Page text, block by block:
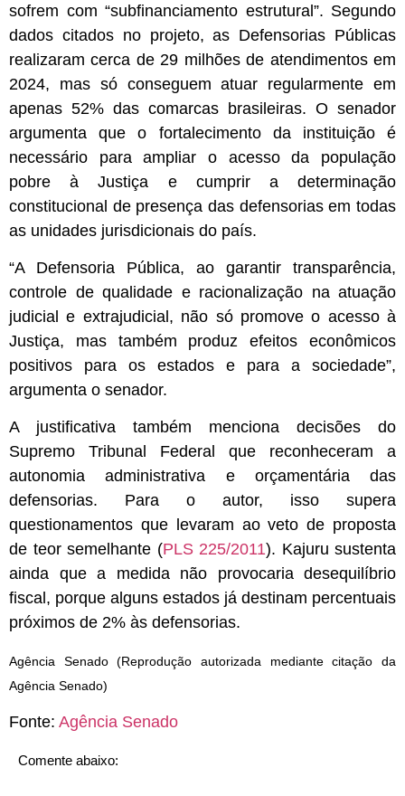
sofrem com “subfinanciamento estrutural”. Segundo
dados citados no projeto, as Defensorias Públicas
realizaram cerca de 29 milhões de atendimentos em
2024, mas só conseguem atuar regularmente em
apenas 52% das comarcas brasileiras. O senador
argumenta que o fortalecimento da instituição é
necessário para ampliar o acesso da população
pobre à Justiça e cumprir a determinação
constitucional de presença das defensorias em todas
as unidades jurisdicionais do país.
“A Defensoria Pública, ao garantir transparência,
controle de qualidade e racionalização na atuação
judicial e extrajudicial, não só promove o acesso à
Justiça, mas também produz efeitos econômicos
positivos para os estados e para a sociedade”,
argumenta o senador.
A justificativa também menciona decisões do
Supremo Tribunal Federal que reconheceram a
autonomia administrativa e orçamentária das
defensorias. Para o autor, isso supera
questionamentos que levaram ao veto de proposta
de teor semelhante (PLS 225/2011). Kajuru sustenta
ainda que a medida não provocaria desequilíbrio
fiscal, porque alguns estados já destinam percentuais
próximos de 2% às defensorias.
Agência Senado (Reprodução autorizada mediante citação da
Agência Senado)
Fonte: Agência Senado
Comente abaixo: